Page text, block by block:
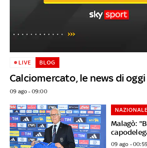
Calciomercato, le news di oggi
LIVE BLOG
09 ago - 09:00
Malagò:
NAZIONALE
09 ago -